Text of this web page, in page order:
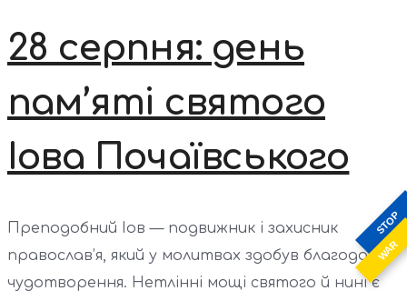
STOP
WAR
28 серпня: день
пам’яті святого
Іова Почаївського
Преподобний Іов — подвижник і захисник
православ’я, який у молитвах здобув благодать
чудотворення. Нетлінні мощі святого й нині є